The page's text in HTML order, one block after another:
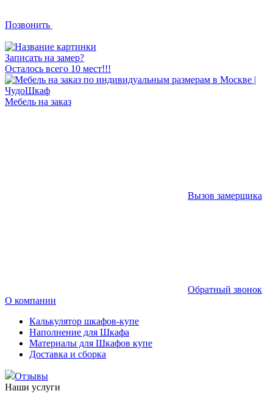
Позвонить
Записать на замер?
Осталось всего 10 мест!!!
Мебель на заказ
Вызов замерщика
Обратный звонок
О компании
Калькулятор шкафов-купе
Наполнение для Шкафа
Материалы для Шкафов купе
Доставка и сборка
Отзывы
Наши услуги